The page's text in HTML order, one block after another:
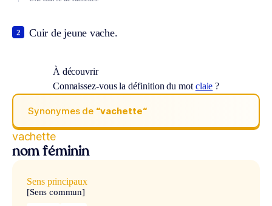
Cuir de jeune vache.
2
À découvrir
Connaissez-vous la définition du mot claie ?
Synonymes de “vachette“
vachette
nom féminin
Sens principaux
[Sens commun]